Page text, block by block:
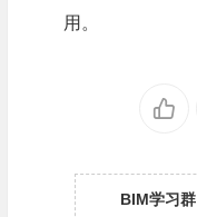
用。
BIM学习群